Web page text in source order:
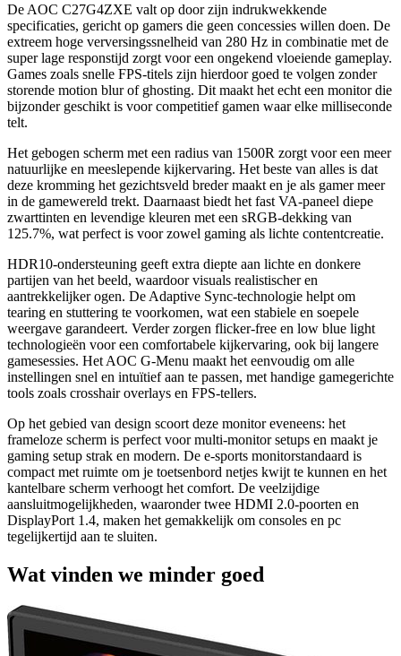
De AOC C27G4ZXE valt op door zijn indrukwekkende
specificaties, gericht op gamers die geen concessies willen doen. De
extreem hoge verversingssnelheid van 280 Hz in combinatie met de
super lage responstijd zorgt voor een ongekend vloeiende gameplay.
Games zoals snelle FPS-titels zijn hierdoor goed te volgen zonder
storende motion blur of ghosting. Dit maakt het echt een monitor die
bijzonder geschikt is voor competitief gamen waar elke milliseconde
telt.
Het gebogen scherm met een radius van 1500R zorgt voor een meer
natuurlijke en meeslepende kijkervaring. Het beste van alles is dat
deze kromming het gezichtsveld breder maakt en je als gamer meer
in de gamewereld trekt. Daarnaast biedt het fast VA-paneel diepe
zwarttinten en levendige kleuren met een sRGB-dekking van
125.7%, wat perfect is voor zowel gaming als lichte contentcreatie.
HDR10-ondersteuning geeft extra diepte aan lichte en donkere
partijen van het beeld, waardoor visuals realistischer en
aantrekkelijker ogen. De Adaptive Sync-technologie helpt om
tearing en stuttering te voorkomen, wat een stabiele en soepele
weergave garandeert. Verder zorgen flicker-free en low blue light
technologieën voor een comfortabele kijkervaring, ook bij langere
gamesessies. Het AOC G-Menu maakt het eenvoudig om alle
instellingen snel en intuïtief aan te passen, met handige gamegerichte
tools zoals crosshair overlays en FPS-tellers.
Op het gebied van design scoort deze monitor eveneens: het
frameloze scherm is perfect voor multi-monitor setups en maakt je
gaming setup strak en modern. De e-sports monitorstandaard is
compact met ruimte om je toetsenbord netjes kwijt te kunnen en het
kantelbare scherm verhoogt het comfort. De veelzijdige
aansluitmogelijkheden, waaronder twee HDMI 2.0-poorten en
DisplayPort 1.4, maken het gemakkelijk om consoles en pc
tegelijkertijd aan te sluiten.
Wat vinden we minder goed